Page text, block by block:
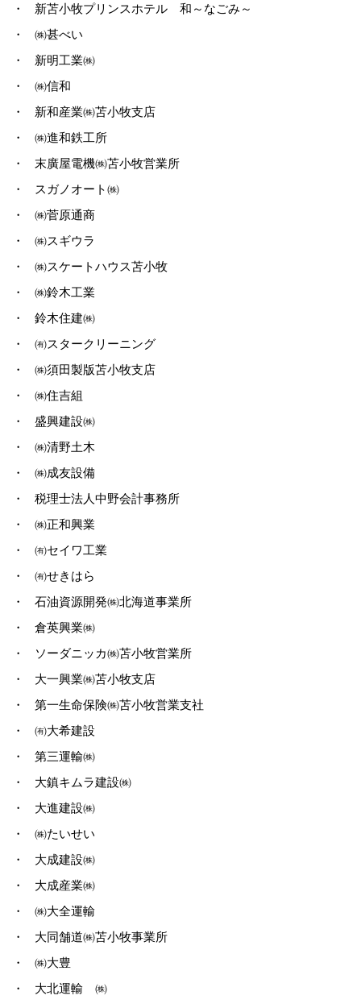
・
新苫小牧プリンスホテル 和～なごみ～
・
㈱甚べい
・
新明工業㈱
・
㈱信和
・
新和産業㈱苫小牧支店
・
㈱進和鉄工所
・
末廣屋電機㈱苫小牧営業所
・
スガノオート㈱
・
㈱菅原通商
・
㈱スギウラ
・
㈱スケートハウス苫小牧
・
㈱鈴木工業
・
鈴木住建㈱
・
㈲スタークリーニング
・
㈱須田製版苫小牧支店
・
㈱住吉組
・
盛興建設㈱
・
㈱清野土木
・
㈱成友設備
・
税理士法人中野会計事務所
・
㈱正和興業
・
㈲セイワ工業
・
㈲せきはら
・
石油資源開発㈱北海道事業所
・
倉英興業㈱
・
ソーダニッカ㈱苫小牧営業所
・
大一興業㈱苫小牧支店
・
第一生命保険㈱苫小牧営業支社
・
㈲大希建設
・
第三運輸㈱
・
大鎮キムラ建設㈱
・
大進建設㈱
・
㈱たいせい
・
大成建設㈱
・
大成産業㈱
・
㈱大全運輸
・
大同舗道㈱苫小牧事業所
・
㈱大豊
・
大北運輸 ㈱